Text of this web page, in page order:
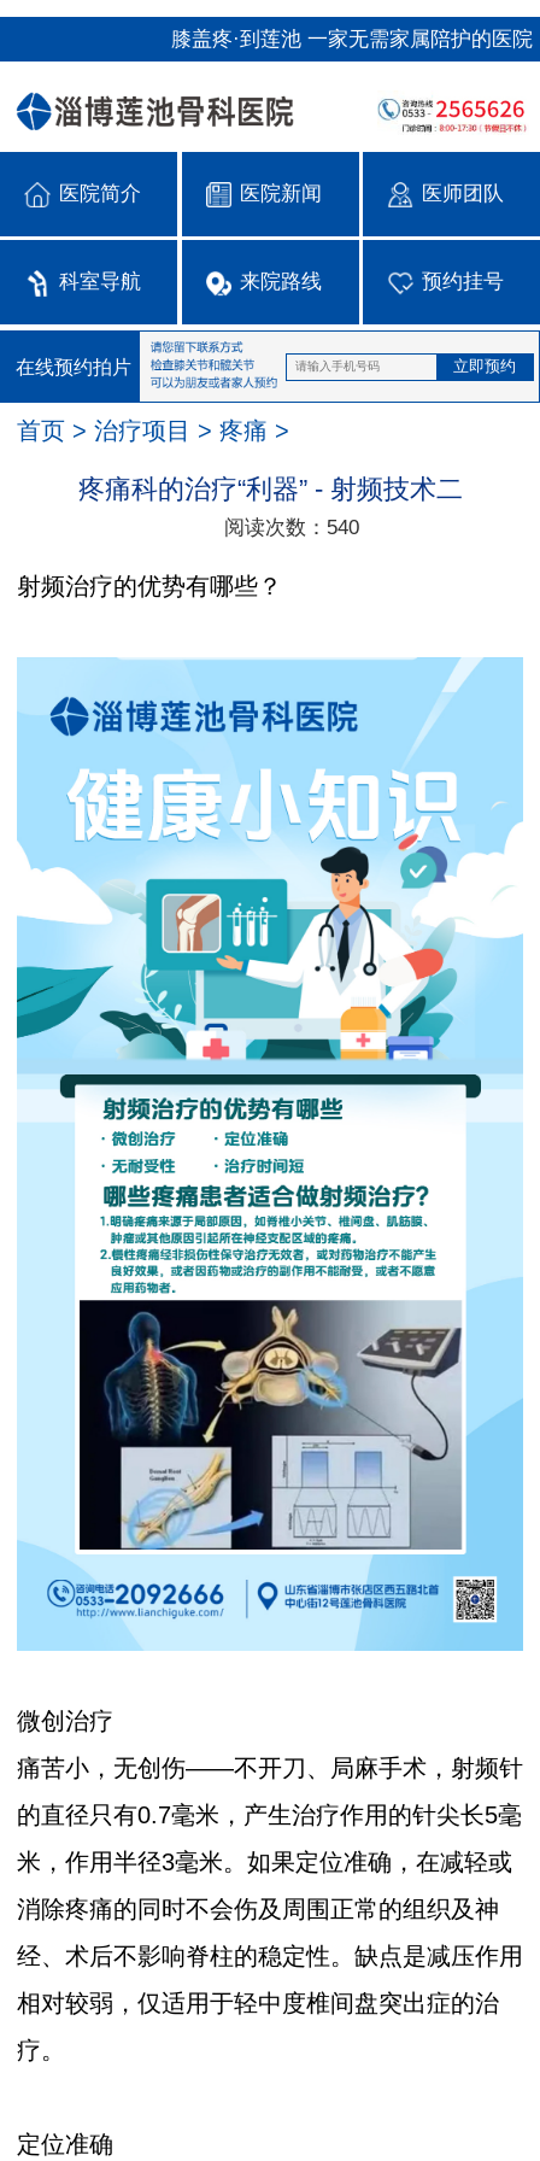
膝盖疼·到莲池 一家无需家属陪护的医院
医院简介 医院新闻 医师团队
科室导航 来院路线 预约挂号
在线预约拍片
首页 > 治疗项目 > 疼痛 >
疼痛科的治疗“利器” - 射频技术二
阅读次数： 540
射频治疗的优势有哪些？
微创治疗
痛苦小，无创伤——不开刀、局麻手术，射频针
的直径只有0.7毫米，产生治疗作用的针尖长5毫
米，作用半径3毫米。如果定位准确，在减轻或
消除疼痛的同时不会伤及周围正常的组织及神
经、术后不影响脊柱的稳定性。缺点是减压作用
相对较弱，仅适用于轻中度椎间盘突出症的治
疗。
定位准确